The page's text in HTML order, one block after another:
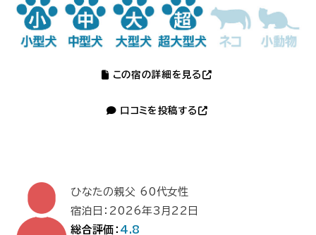
この宿の詳細を見る
口コミを投稿する
ひなたの親父 60代女性
宿泊日：2026年3月22日
総合評価： 4.8